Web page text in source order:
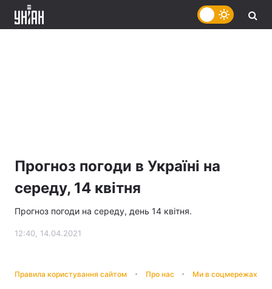
Прогноз погоди в Україні на
середу, 14 квітня
Прогноз погоди на середу, день 14 квітня.
12:40, 14.04.2021
Правила користування сайтом Про нас Ми в соцмережах